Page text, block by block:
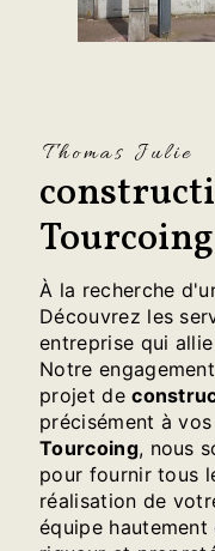
Thomas Julie
Tourcoing
À la recherche
Découvrez les
entreprise qui
Notre
projet de
précisément à
Tourcoing, nous
pour fournir tous
réalisation de
équipe